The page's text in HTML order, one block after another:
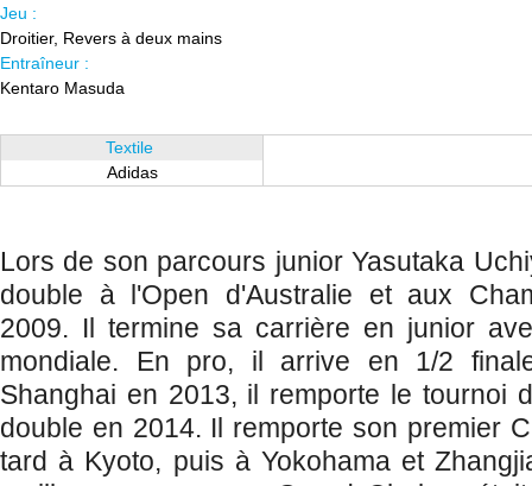
Jeu :
Droitier, Revers à deux mains
Entraîneur :
Kentaro Masuda
Textile
Adidas
Lors de son parcours junior Yasutaka
double à l'Open d'Australie et aux
2009. Il termine sa carrière en junior
mondiale. En pro, il arrive en 1/2
Shanghai en 2013, il remporte le tournoi
double en 2014. Il remporte son premier
tard à Kyoto, puis à Yokohama et